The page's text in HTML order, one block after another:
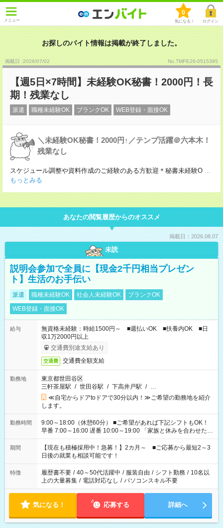
メニュー
0
気になる！ ログイン
お探しのバイト情報は掲載が終了しました。
掲載日 :2026/07/02 No.TMPE26-0515395
【週5日×7時間】未経験OK秘書！2000円！長
期！残業なし
派遣 職種未経験OK ブランクOK WEB登録・面接OK
＼未経験OK秘書！2000円↑／テンプ活躍＠六本木！
残業なし
スケジュール調整や資料作成のご経験のある方歓迎＊秘書未経験O ...
もっとみる
あなたの閲覧履歴からのオススメ
掲載日：2026.08.07
未読
説明会参加で全員に【現金2千円相当プレゼン
ト】生活のお手伝い
派遣 職種未経験OK 社会人未経験OK
ブランクOK
WEB登録・面接OK
給与
無資格未経験：時給1500円～ ■週払いOK ■扶養内OK ■日
収1万2000円以上
交通費別途支給あり
交通費 交通費全額支給
勤務地
東京都世田谷区
三軒茶屋駅 / 世田谷駅 / 下高井戸駅 / …
≪自宅からドアtoドアで30分以内！≫ご希望の勤務地を紹介
します。
勤務時間
9:00～18:00（休憩60分） ■ご希望があれば下記シフトもOK！
早番 7:00～16:00 遅番 10:00～19:00 「家族と休みを合わせた
い」 「余裕を持って夕飯の準備がしたい」 「できれば残業はし
たくない」 など、ご希望を教えてくださいね。 ※Wワーク希望
の方へ 今ご覧のお仕事で希望する勤務時間と、もう1つのお仕事
の勤務時間。 合計で週40時間を超える場合は応募できません。
期間
【現在も積極採用中！急募！】2カ月～ ■ご応募から最短2～3
日後の就業も相談可能です！
特徴 履歴書不要 / 40～50代活躍中 / 服装自由 / シフト勤務 / 10名以
上の大量募集 / 電話対応なし / パソコンスキル不要
気になる！ 応募する 詳細へ